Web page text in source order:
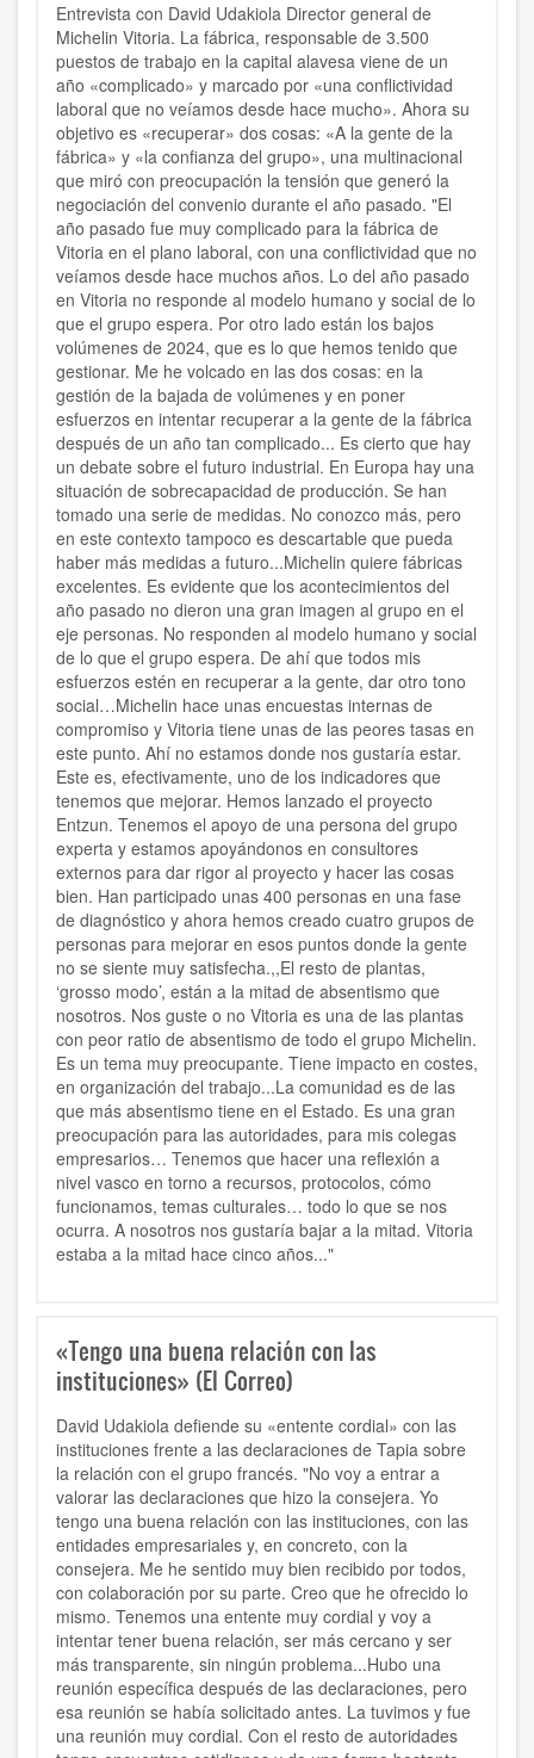
Entrevista con David Udakiola Director general de
Michelin Vitoria. La fábrica, responsable de 3.500
puestos de trabajo en la capital alavesa viene de un
año «complicado» y marcado por «una conflictividad
laboral que no veíamos desde hace mucho». Ahora su
objetivo es «recuperar» dos cosas: «A la gente de la
fábrica» y «la confianza del grupo», una multinacional
que miró con preocupación la tensión que generó la
negociación del convenio durante el año pasado. "El
año pasado fue muy complicado para la fábrica de
Vitoria en el plano laboral, con una conflictividad que no
veíamos desde hace muchos años. Lo del año pasado
en Vitoria no responde al modelo humano y social de lo
que el grupo espera. Por otro lado están los bajos
volúmenes de 2024, que es lo que hemos tenido que
gestionar. Me he volcado en las dos cosas: en la
gestión de la bajada de volúmenes y en poner
esfuerzos en intentar recuperar a la gente de la fábrica
después de un año tan complicado... Es cierto que hay
un debate sobre el futuro industrial. En Europa hay una
situación de sobrecapacidad de producción. Se han
tomado una serie de medidas. No conozco más, pero
en este contexto tampoco es descartable que pueda
haber más medidas a futuro...Michelin quiere fábricas
excelentes. Es evidente que los acontecimientos del
año pasado no dieron una gran imagen al grupo en el
eje personas. No responden al modelo humano y social
de lo que el grupo espera. De ahí que todos mis
esfuerzos estén en recuperar a la gente, dar otro tono
social…Michelin hace unas encuestas internas de
compromiso y Vitoria tiene unas de las peores tasas en
este punto. Ahí no estamos donde nos gustaría estar.
Este es, efectivamente, uno de los indicadores que
tenemos que mejorar. Hemos lanzado el proyecto
Entzun. Tenemos el apoyo de una persona del grupo
experta y estamos apoyándonos en consultores
externos para dar rigor al proyecto y hacer las cosas
bien. Han participado unas 400 personas en una fase
de diagnóstico y ahora hemos creado cuatro grupos de
personas para mejorar en esos puntos donde la gente
no se siente muy satisfecha.,,El resto de plantas,
‘grosso modo’, están a la mitad de absentismo que
nosotros. Nos guste o no Vitoria es una de las plantas
con peor ratio de absentismo de todo el grupo Michelin.
Es un tema muy preocupante. Tiene impacto en costes,
en organización del trabajo...La comunidad es de las
que más absentismo tiene en el Estado. Es una gran
preocupación para las autoridades, para mis colegas
empresarios… Tenemos que hacer una reflexión a
nivel vasco en torno a recursos, protocolos, cómo
funcionamos, temas culturales… todo lo que se nos
ocurra. A nosotros nos gustaría bajar a la mitad. Vitoria
estaba a la mitad hace cinco años..."
«Tengo una buena relación con las
instituciones» (El Correo)
David Udakiola defiende su «entente cordial» con las
instituciones frente a las declaraciones de Tapia sobre
la relación con el grupo francés. "No voy a entrar a
valorar las declaraciones que hizo la consejera. Yo
tengo una buena relación con las instituciones, con las
entidades empresariales y, en concreto, con la
consejera. Me he sentido muy bien recibido por todos,
con colaboración por su parte. Creo que he ofrecido lo
mismo. Tenemos una entente muy cordial y voy a
intentar tener buena relación, ser más cercano y ser
más transparente, sin ningún problema...Hubo una
reunión específica después de las declaraciones, pero
esa reunión se había solicitado antes. La tuvimos y fue
una reunión muy cordial. Con el resto de autoridades